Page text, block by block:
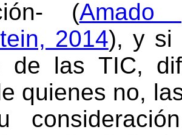
(
2014), y si
de las TIC,
quienes no,